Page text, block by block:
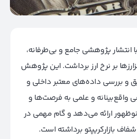
با انتشار پژوهشی جامع و بی‌طرفانه،
بر نرخ ارز برداشت. این پژوهش
و بررسی داده‌های معتبر داخلی و
واقع‌بینانه و علمی به فرصت‌ها و
ارائه می‌دهد و گام مهمی در
بازارکریپتو برداشته است.